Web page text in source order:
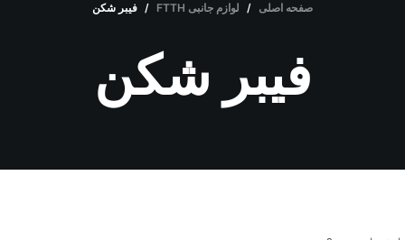
صفحه اصلی / لوازم جانبی FTTH / فیبر شکن
فیبر شکن